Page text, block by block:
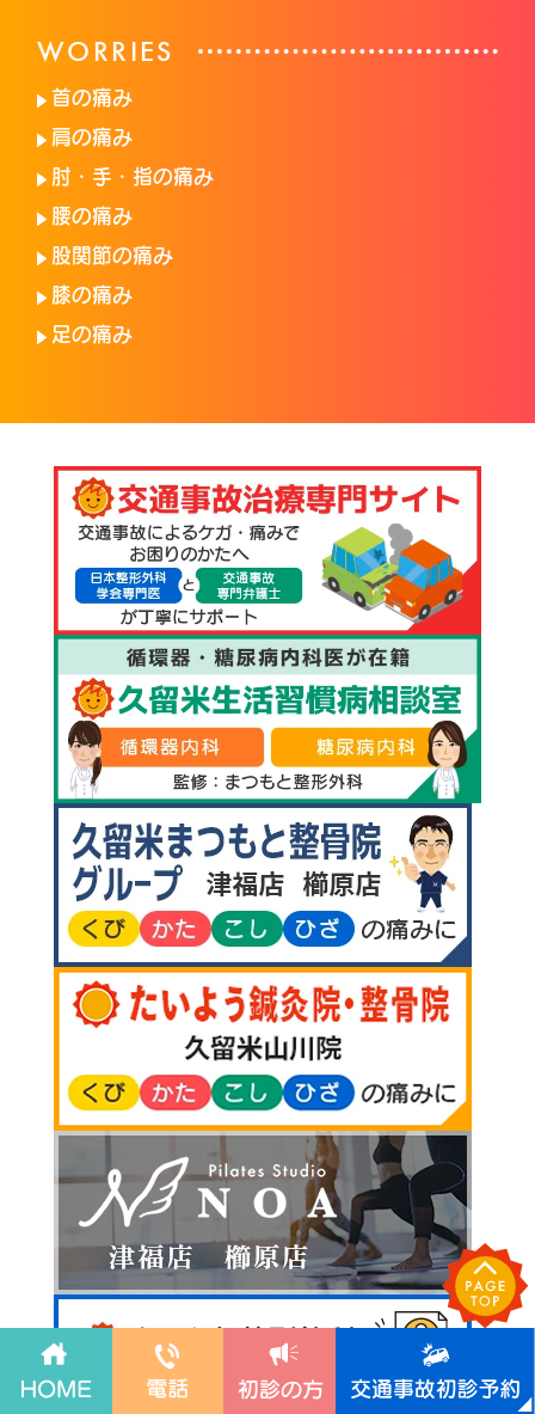
WORRIES
首の痛み
肩の痛み
肘・手・指の痛み
腰の痛み
股関節の痛み
膝の痛み
足の痛み